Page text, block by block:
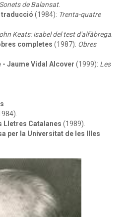
Sonets de Balansat.
traducció (1984): Trenta-quatre
Keats: isabel del test d'alfàbrega
completes (1987): Obres
- Jaume Vidal Alcover (1999): Les
Lletres Catalanes (1989).
per la Universitat de les Illes